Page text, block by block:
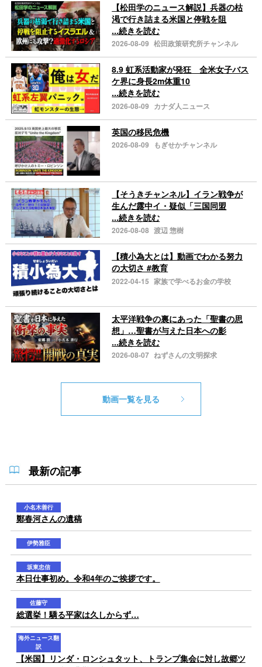
【松田学のニュース解説】兵器の枯
渇で行き詰まる米国と停戦を阻
...続きを読む
2026-08-09 松田政策研究所チャンネル
8.9 虹系活動家が発狂 全米女子バス
ケ界に身長2m体重10
...続きを読む
2026-08-09 カナダ人ニュース
英国の移民危機
2026-08-09 もぎせかチャンネル
【そうきチャンネル】イラン戦争が
生んだ露中イ・疑似「三国同盟
...続きを読む
2026-08-08 渡辺 惣樹
【積小為大とは】動画でわかる努力
の大切さ #教育
2022-04-15 家族で学べるお金の学校
太平洋戦争の裏にあった「聖書の思
想」…聖書が与えた日本への影
...続きを読む
2026-08-07 ねずさんの文明探求
動画一覧を見る
最新の記事